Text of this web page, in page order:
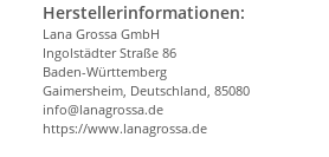
Herstellerinformationen:
Lana Grossa GmbH
Ingolstädter Straße 86
Baden-Württemberg
Gaimersheim, Deutschland, 85080
info@lanagrossa.de
https://www.lanagrossa.de